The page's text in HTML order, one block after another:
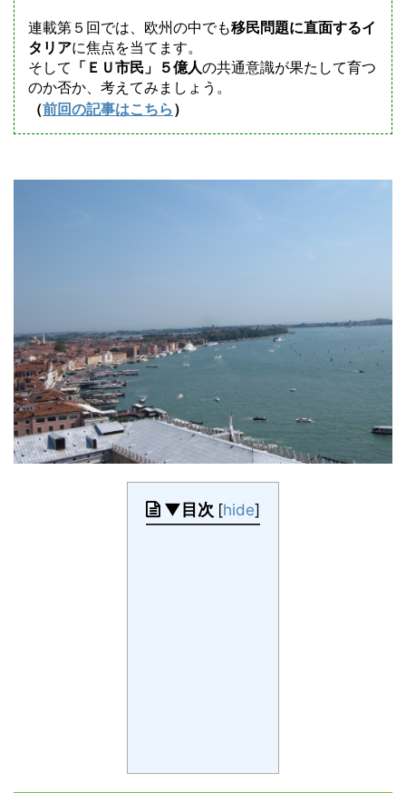
連載第５回では、欧州の中でも移民問題に直面するイ
タリアに焦点を当てます。
そして 「ＥＵ市民」５億人の共通意識が果たして育つ
のか否か、考えてみましょう。
（前回の記事はこちら ）
▼目次 [hide]